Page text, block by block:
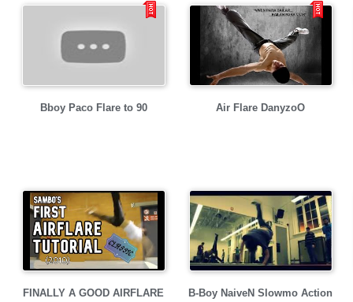
Bboy Paco Flare to 90 Air Flare DanyzoO
FINALLY A GOOD AIRFLARE
B-Boy NaiveN Slowmo Action